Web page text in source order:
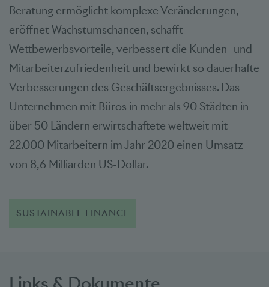
Beratung ermöglicht komplexe Veränderungen,
eröffnet Wachstumschancen, schafft
Wettbewerbsvorteile, verbessert die Kunden- und
Mitarbeiterzufriedenheit und bewirkt so dauerhafte
Verbesserungen des Geschäftsergebnisses. Das
Unternehmen mit Büros in mehr als 90 Städten in
über 50 Ländern erwirtschaftete weltweit mit
22.000 Mitarbeitern im Jahr 2020 einen Umsatz
von 8,6 Milliarden US-Dollar.
SUSTAINABLE FINANCE